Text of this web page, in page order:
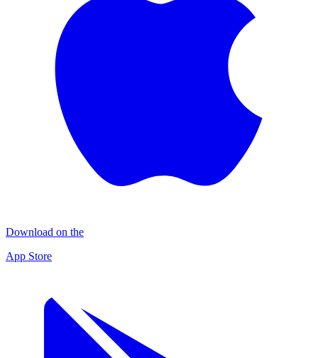
Download on the
App Store